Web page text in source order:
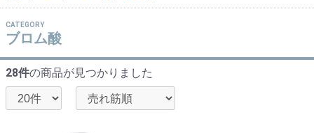
CATEGORY
ブロム酸
28件の商品が見つかりました